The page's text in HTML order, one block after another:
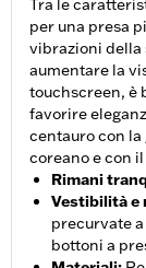
Tra le
per una presa
vibrazioni della
aumentare la
touchscreen, è
favorire
centauro con
coreano e con
Rimani
Vestibilità e
precurvate
bottoni a